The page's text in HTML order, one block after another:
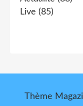
Live (85)
Thème